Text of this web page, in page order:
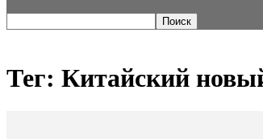
Тег: Китайский